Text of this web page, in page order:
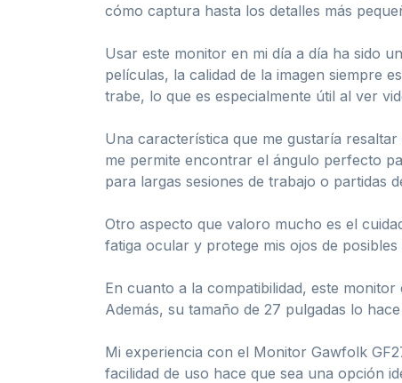
cómo captura hasta los detalles más
Usar este monitor en mi día a día ha sido
películas, la calidad de la imagen siempre
trabe, lo que es especialmente útil al ver
Una característica que me gustaría
me permite encontrar el ángulo perfecto
para largas sesiones de trabajo o partidas
Otro aspecto que valoro mucho es el
fatiga ocular y protege mis ojos de
En cuanto a la compatibilidad, este
Además, su tamaño de 27 pulgadas lo
Mi experiencia con el Monitor Gawfolk
facilidad de uso hace que sea una opción